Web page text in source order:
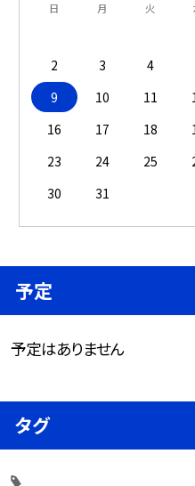
日 月 火
2
3 4
9
10 11
16
17 18
23
24 25
30
31
予定
予定はありません
タグ